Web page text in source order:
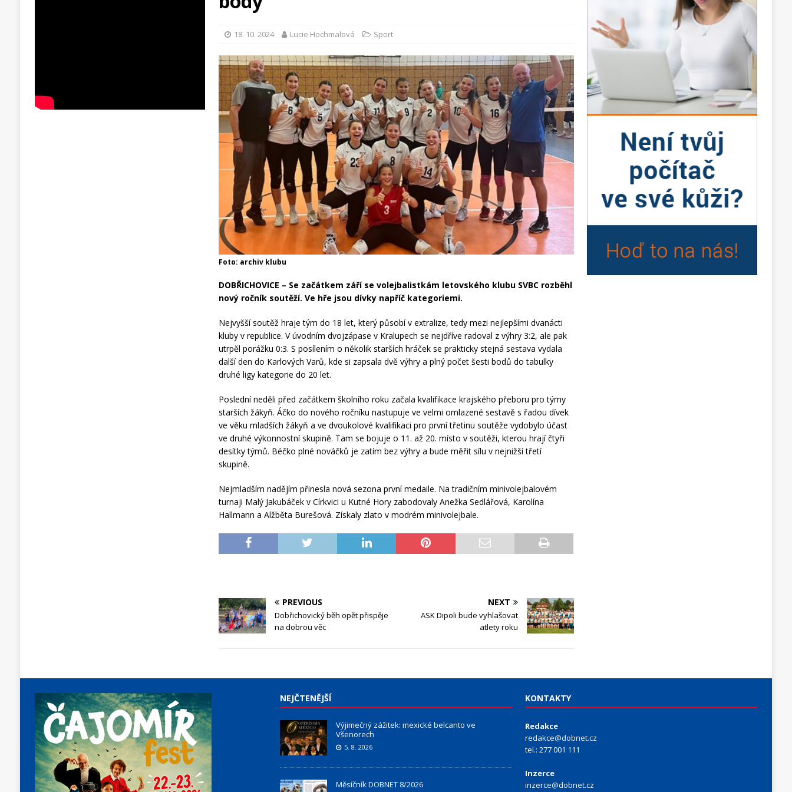
18. 10. 2024 Lucie Hochmalová Sport
Foto: archiv klubu
DOBŘICHOVICE – Se začátkem září se volejbalistkám letovského klubu SVBC rozběhl
nový ročník soutěží. Ve hře jsou dívky napříč kategoriemi.
Nejvyšší soutěž hraje tým do 18 let, který působí v extralize, tedy mezi nejlepšími dvanácti
kluby v republice. V úvodním dvojzápase v Kralupech se nejdříve radoval z výhry 3:2, ale pak
utrpěl porážku 0:3. S posílením o několik starších hráček se prakticky stejná sestava vydala
další den do Karlových Varů, kde si zapsala dvě výhry a plný počet šesti bodů do tabulky
druhé ligy kategorie do 20 let.
Poslední neděli před začátkem školního roku začala kvalifikace krajského přeboru pro týmy
starších žákyň. Áčko do nového ročníku nastupuje ve velmi omlazené sestavě s řadou dívek
ve věku mladších žákyň a ve dvoukolové kvalifikaci pro první třetinu soutěže vydobylo účast
ve druhé výkonnostní skupině. Tam se bojuje o 11. až 20. místo v soutěži, kterou hrají čtyři
desítky týmů. Béčko plné nováčků je zatím bez výhry a bude měřit sílu v nejnižší třetí
skupině.
Nejmladším nadějím přinesla nová sezona první medaile. Na tradičním minivolejbalovém
turnaji Malý Jakubáček v Církvici u Kutné Hory zabodovaly Anežka Sedlářová, Karolína
Hallmann a Alžběta Burešová. Získaly zlato v modrém minivolejbale.
PREVIOUS
Dobřichovický běh opět přispěje
na dobrou věc
NEXT
ASK Dipoli bude vyhlašovat
atlety roku
NEJČTENĚJŠÍ
Výjimečný zážitek: mexické belcanto ve
Všenorech
5. 8. 2026
Měsíčník DOBNET 8/2026
KONTAKTY
Redakce
redakce@dobnet.cz
tel.: 277 001 111
Inzerce
inzerce@dobnet.cz